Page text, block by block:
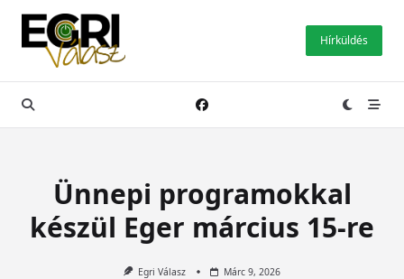
Skip
content
Hírküldés
Ünnepi programokkal
készül Eger március 15-re
Egri Válasz Márc 9, 2026